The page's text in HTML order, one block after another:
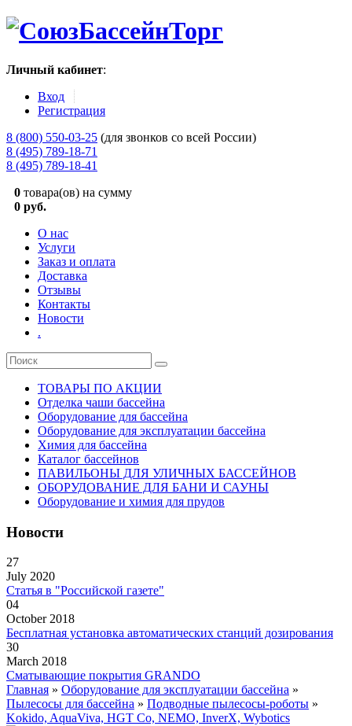
Личный кабинет:
Вход
Регистрация
8 (800) 550-03-25 (для звонков со всей России)
8 (495) 789-18-71
8 (495) 789-18-41
0 товара(ов) на сумму
0 руб.
О нас
Услуги
Заказ и оплата
Доставка
Отзывы
Контакты
Новости
.
ТОВАРЫ ПО АКЦИИ
Отделка чаши бассейна
Оборудование для бассейна
Оборудование для эксплуатации бассейна
Химия для бассейна
Каталог бассейнов
ПАВИЛЬОНЫ ДЛЯ УЛИЧНЫХ БАССЕЙНОВ
ОБОРУДОВАНИЕ ДЛЯ БАНИ И САУНЫ
Оборудование и химия для прудов
Новости
27
July 2020
Статья в "Российской газете"
04
October 2018
Бесплатная установка автоматических станций дозирования
30
March 2018
Сматывающие покрытия GRANDO
Главная » Оборудование для эксплуатации бассейна »
Пылесосы для бассейна » Подводные пылесосы-роботы »
Kokido, AquaViva, HGT Co, NEMO, InverX, Wybotics